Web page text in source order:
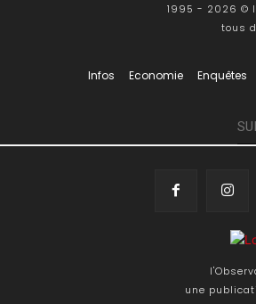
1995 - 2026 ©
tous
Infos Economie Enquêtes
une